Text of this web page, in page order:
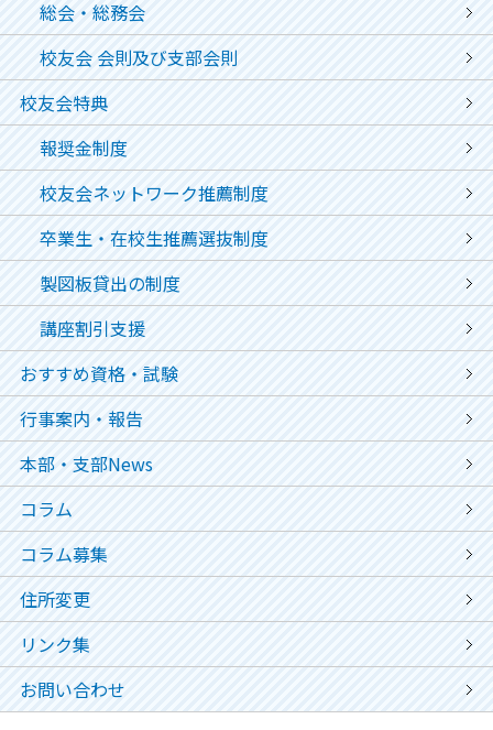
総会・総務会
校友会 会則及び支部会則
校友会特典
報奨金制度
校友会ネットワーク推薦制度
卒業生・在校生推薦選抜制度
製図板貸出の制度
講座割引支援
おすすめ資格・試験
行事案内・報告
本部・支部News
コラム
コラム募集
住所変更
リンク集
お問い合わせ